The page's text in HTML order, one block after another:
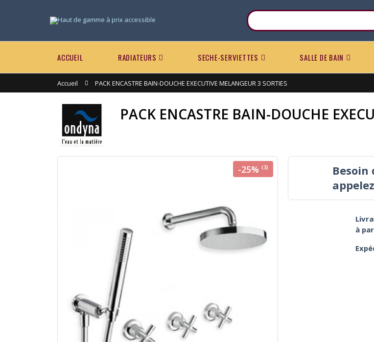
ACCUEIL RADIATEURS SECHE-SERVIETTES SALLE DE BAIN
Accueil PACK ENCASTRE BAIN-DOUCHE EXECUTIVE MELANGEUR 3 SORTIES
PACK ENCASTRE BAIN-DOUCHE
-25% (3) Besoin
à